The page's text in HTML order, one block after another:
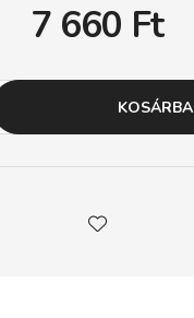
7 660 Ft
KOSÁRBA